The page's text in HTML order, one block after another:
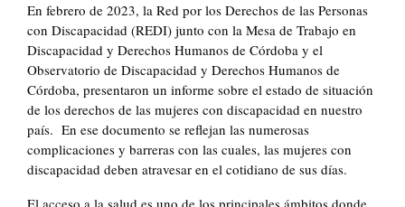
En febrero de 2023, la Red por los Derechos de las Personas
con Discapacidad (REDI) junto con la Mesa de Trabajo en
Discapacidad y Derechos Humanos de Córdoba y el
Observatorio de Discapacidad y Derechos Humanos de
Córdoba, presentaron un informe sobre el estado de situación
de los derechos de las mujeres con discapacidad en nuestro
país. En ese documento se reflejan las numerosas
complicaciones y barreras con las cuales, las mujeres con
discapacidad deben atravesar en el cotidiano de sus días.